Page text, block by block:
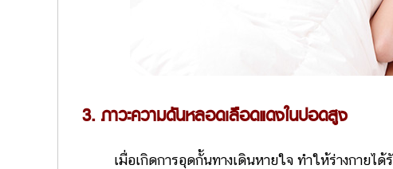
3. ภาวะความดันหลอดเลือดแดงในปอดสูง
เมื่อเกิดการอุดกั้นทางเดินหายใจ ทำให้ร่างกายได้